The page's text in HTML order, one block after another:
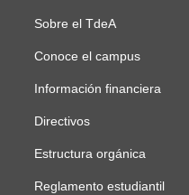
Sobre el TdeA
Conoce el campus
Información financiera
Directivos
Estructura orgánica
Reglamento estudiantil